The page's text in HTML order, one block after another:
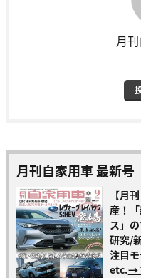
月
月刊自家用車 最新号
【月
産！
ス」
研究/
注目
etc.→